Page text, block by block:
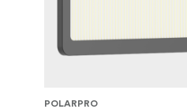
POLARPRO